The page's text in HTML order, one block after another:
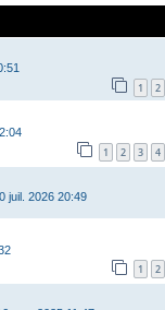
1 2
1 2 3 4
juil. 2026 20:49
1 2